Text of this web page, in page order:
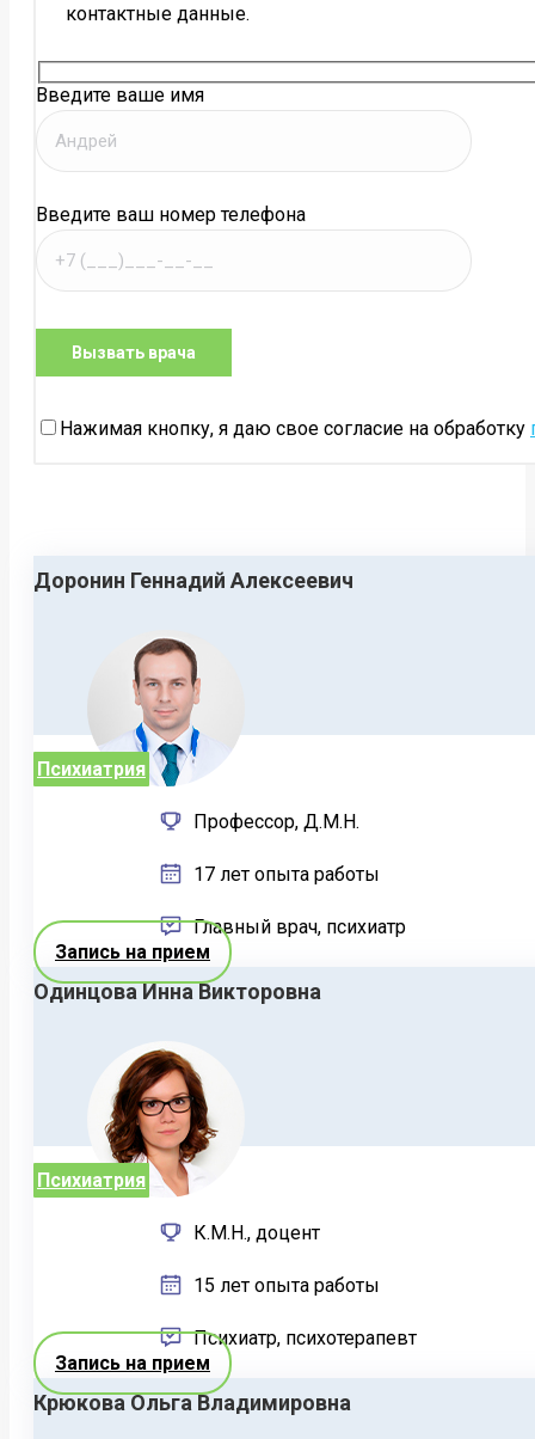
контактные данные.
Введите ваше имя
Введите ваш номер телефона
Нажимая кнопку, я даю свое согласие на обработку
Доронин Геннадий Алексеевич
Психиатрия
Профессор, Д.М.Н.
17 лет опыта работы
Главный врач, психиатр
Запись на прием
Одинцова Инна Викторовна
Психиатрия
К.М.Н., доцент
15 лет опыта работы
Психиатр, психотерапевт
Запись на прием
Крюкова Ольга Владимировна